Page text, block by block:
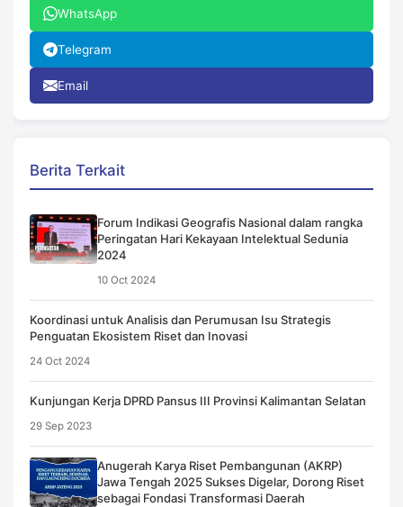
WhatsApp
Telegram
Email
Berita Terkait
Forum Indikasi Geografis Nasional dalam rangka
Peringatan Hari Kekayaan Intelektual Sedunia
2024
10 Oct 2024
Koordinasi untuk Analisis dan Perumusan Isu Strategis
Penguatan Ekosistem Riset dan Inovasi
24 Oct 2024
Kunjungan Kerja DPRD Pansus III Provinsi Kalimantan Selatan
29 Sep 2023
Anugerah Karya Riset Pembangunan (AKRP)
Jawa Tengah 2025 Sukses Digelar, Dorong Riset
sebagai Fondasi Transformasi Daerah